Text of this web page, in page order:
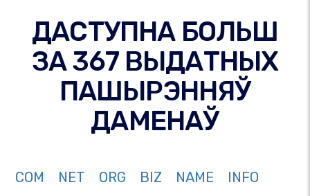
ДАСТУПНА БОЛЬШ
ЗА 367 ВЫДАТНЫХ
ПАШЫРЭННЯЎ
ДАМЕНАЎ
COM NET ORG BIZ NAME
INFO